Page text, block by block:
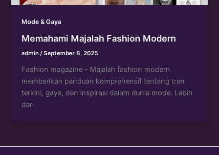
Mode & Gaya
Memahami Majalah Fashion Modern
admin/September 8, 2025
Fashion magazine – Majalah fashion modern
memberikan panduan komprehensif tentang tren
terkini, gaya, dan inspirasi dalam dunia mode. Lebih
dari